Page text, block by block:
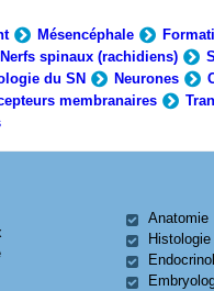
Mésencéphale
Nerfs spinaux (rachidiens)
du SN Neurones
membranaires
Anatomie
Histologie